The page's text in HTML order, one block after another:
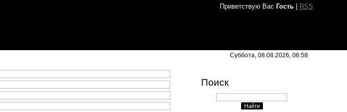
Приветствую Вас Гость| RSS
Суббота, 08.08.2026, 06:58
Поиск